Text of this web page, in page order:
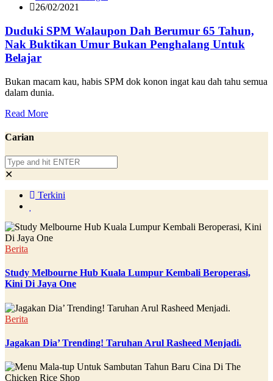
26/02/2021
Duduki SPM Walaupon Dah Berumur 65 Tahun,
Nak Buktikan Umur Bukan Penghalang Untuk
Belajar
Bukan macam kau, habis SPM dok konon ingat kau dah tahu semua
dalam dunia.
Read More
Carian
✕
Terkini
Berita
Study Melbourne Hub Kuala Lumpur Kembali Beroperasi,
Kini Di Jaya One
Berita
Jagakan Dia’ Trending! Taruhan Arul Rasheed Menjadi.